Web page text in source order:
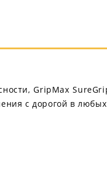
GripMax
с дорогой в любых